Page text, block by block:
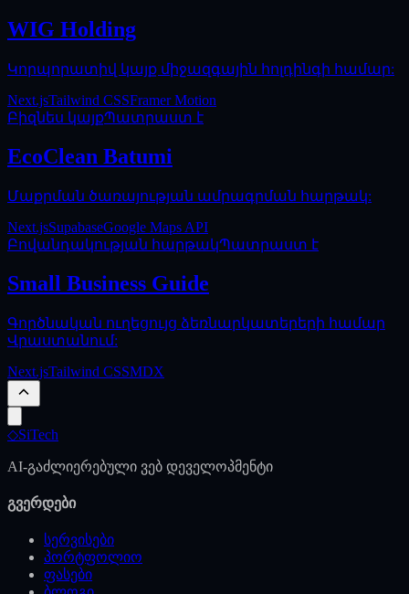
WIG Holding
Կորպորատիվ կայք միջազգային հոլդինգի համար:
Next.jsTailwind CSSFramer Motion
Բիզնես կայքՊատրաստ է
EcoClean Batumi
Մաքրման ծառայության ամրագրման հարթակ:
Next.jsSupabaseGoogle Maps API
Բովանդակության հարթակՊատրաստ է
Small Business Guide
Գործնական ուղեցույց ձեռնարկատերերի համար
Վրաստանում:
Next.jsTailwind CSSMDX
◇SiTech
AI-გაძლიერებული ვებ დეველოპმენტი
გვერდები
სერვისები
პორტფოლიო
ფასები